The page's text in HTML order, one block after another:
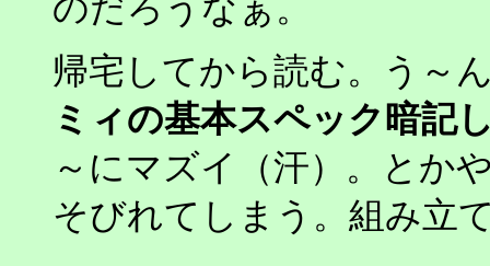
のだろうなぁ。
帰宅してから読む。う～
ミィの基本スペック暗記
～にマズイ（汗）。とか
そびれてしまう。組み立